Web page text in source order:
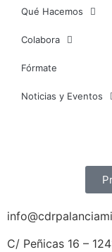
Qué Hacemos
Colabora
Fórmate
Noticias y Eventos
C/ Peñicas 16 –